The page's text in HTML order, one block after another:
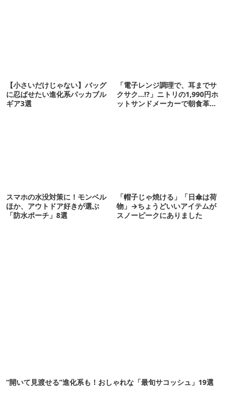
【小さいだけじゃない】バッグ
に忍ばせたい進化系パッカブル
ギア3選
「電子レンジ調理で、耳までサ
クサク…!?」ニトリの1,990円ホ
ットサンドメーカーで朝食革命
スマホの水没対策に！モンベル
ほか、アウトドア好きが選ぶ
「防水ポーチ」8選
「帽子じゃ焼ける」「日傘は荷
物」→ちょうどいいアイテムが
スノーピークにありました
“開いて見渡せる”進化系も！おしゃれな「最旬サコッシュ」19選